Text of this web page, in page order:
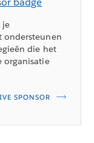
je
ondersteunen
die het
organisatie
SPONSOR